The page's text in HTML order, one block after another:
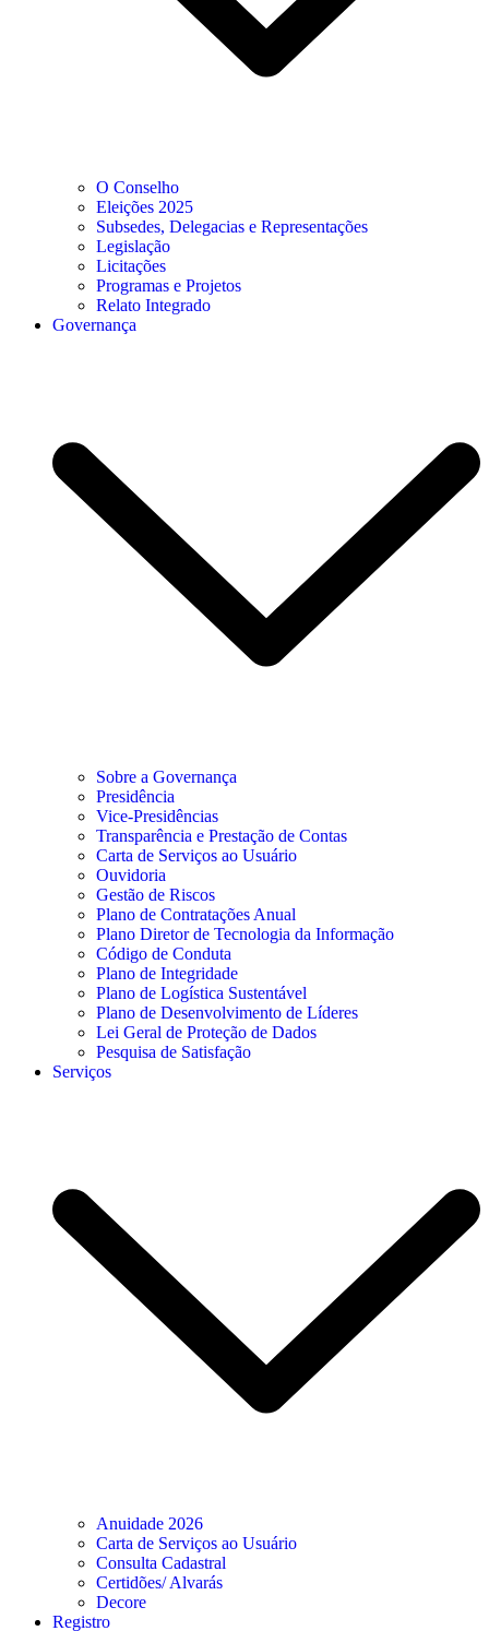
O Conselho
Eleições 2025
Subsedes, Delegacias e Representações
Legislação
Licitações
Programas e Projetos
Relato Integrado
Governança
Sobre a Governança
Presidência
Vice-Presidências
Transparência e Prestação de Contas
Carta de Serviços ao Usuário
Ouvidoria
Gestão de Riscos
Plano de Contratações Anual
Plano Diretor de Tecnologia da Informação
Código de Conduta
Plano de Integridade
Plano de Logística Sustentável
Plano de Desenvolvimento de Líderes
Lei Geral de Proteção de Dados
Pesquisa de Satisfação
Serviços
Anuidade 2026
Carta de Serviços ao Usuário
Consulta Cadastral
Certidões/ Alvarás
Decore
Registro